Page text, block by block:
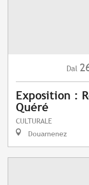
Dal
Exposition :
Quéré
CULTURALE
Douarnenez